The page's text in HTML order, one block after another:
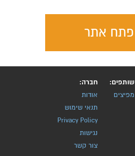
פתח אתר
שותפים:
מפיצים
חברה:
אודות
תנאי שימוש
Privacy Policy
נגישות
צור קשר